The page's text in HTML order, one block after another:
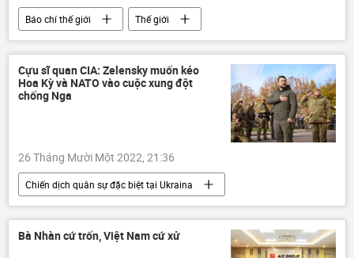
Báo chí thế giới
Thế giới
Hàn Quốc
Hoa Kỳ
Quân sự
Bắc Triều Tiên
tên lửa đạn đạo
Cựu sĩ quan CIA: Zelensky muốn kéo
Hoa Kỳ và NATO vào cuộc xung đột
chống Nga
26 Tháng Mười Một 2022, 21:36
Chiến dịch quân sự đặc biệt tại Ukraina
Thế giới
Ukraina
Cuộc khủng hoảng ở Ukraina
Bà Nhàn cứ trốn, Việt Nam cứ xử